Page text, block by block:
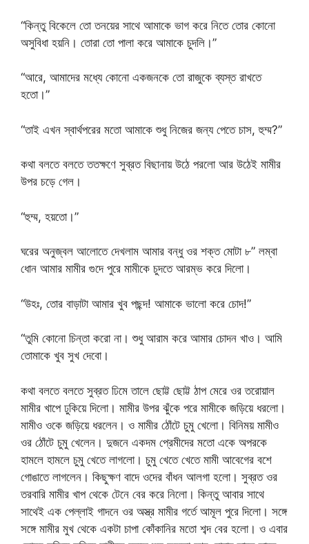
“কিন্তু বিকেলে তো তনয়ের সাথে আমাকে ভাগ করে নিতে তোর কোনো
অসুবিধা হয়নি। তোরা তো পালা করে আমাকে চুদলি।”
“আরে, আমাদের মধ্যে কোনো একজনকে তো রাজুকে ব্যস্ত রাখতে
হতো।”
“তাই এখন স্বার্থপরের মতো আমাকে শুধু নিজের জন্য পেতে চাস, হুম্ম?”
কথা বলতে বলতে ততক্ষণে সুব্রত বিছানায় উঠে পরলো আর উঠেই মামীর
উপর চড়ে গেল।
“হুম্ম, হয়তো।”
ঘরের অনুজ্বল আলোতে দেখলাম আমার বন্ধু ওর শক্ত মোটা ৮” লম্বা
ধোন আমার মামীর গুদে পুরে মামীকে চুদতে আরম্ভ করে দিলো।
“উহঃ, তোর বাড়াটা আমার খুব পছন্দ! আমাকে ভালো করে চোদ!”
“তুমি কোনো চিন্তা করো না। শুধু আরাম করে আমার চোদন খাও। আমি
তোমাকে খুব সুখ দেবো।
কথা বলতে বলতে সুব্রত ঢিমে তালে ছোট্ট ছোট্ট ঠাপ মেরে ওর তরোয়াল
মামীর খাপে ঢুকিয়ে দিলো। মামীর উপর ঝুঁকে পরে মামীকে জড়িয়ে ধরলো।
মামীও ওকে জড়িয়ে ধরলেন। ও মামীর ঠোঁটে চুমু খেলো। বিনিময় মামীও
ওর ঠোঁটে চুমু খেলেন। দুজনে একদম প্রেমীদের মতো একে অপরকে
হামলে হামলে চুমু খেতে লাগলো। চুমু খেতে খেতে মামী আবেগের বশে
গোঙাতে লাগলেন। কিছুক্ষণ বাদে ওদের বাঁধন আলগা হলো। সুব্রত ওর
তরবারি মামীর খাপ থেকে টেনে বের করে নিলো। কিন্তু আবার সাথে
সাথেই এক পেল্লাই গাদনে ওর অস্ত্র মামীর গর্তে আমূল পুরে দিলো। সঙ্গে
সঙ্গে মামীর মুখ থেকে একটা চাপা কোঁকানির মতো শব্দ বের হলো। ও এবার